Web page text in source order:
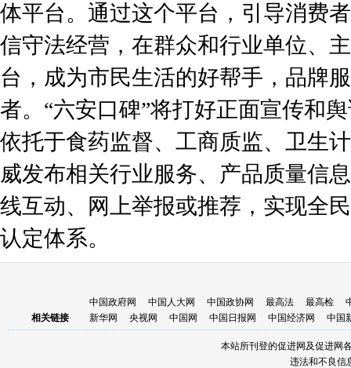
体平台。通过这个平台，引导消费
信守法经营，在群众和行业单位、
台，成为市民生活的好帮手，品牌
者。“六安口碑”将打好正面宣传和
依托于食药监督、工商质监、卫生
威发布相关行业服务、产品质量信
线互动、网上举报或推荐，实现全
认定体系。
相关链接
中国政府网 中国人大网 中国政协网 最高法 最高检
新华网
央视网 中国网 中国日报网 中国经济网 中国
本站所刊登的促进网及促进网
违法和不良信